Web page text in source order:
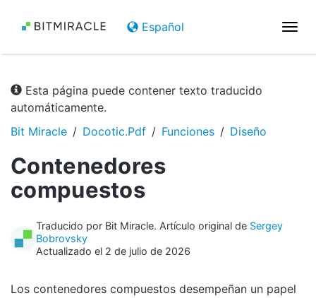
Español
Esta página puede contener texto traducido
automáticamente.
Bit Miracle
Docotic.Pdf Funciones Diseño
Contenedores
compuestos
Traducido por Bit Miracle. Artículo original de Sergey
Bobrovsky
Actualizado el 2 de julio de 2026
Los contenedores compuestos desempeñan un papel